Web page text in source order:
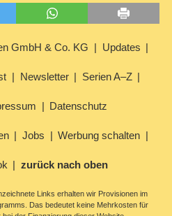
GmbH & Co. KG Updates
Newsletter Serien A–Z
Datenschutz
Jobs Werbung schalten
zurück nach oben
Links erhalten wir Provisionen im
Das bedeutet keine Mehrkosten für